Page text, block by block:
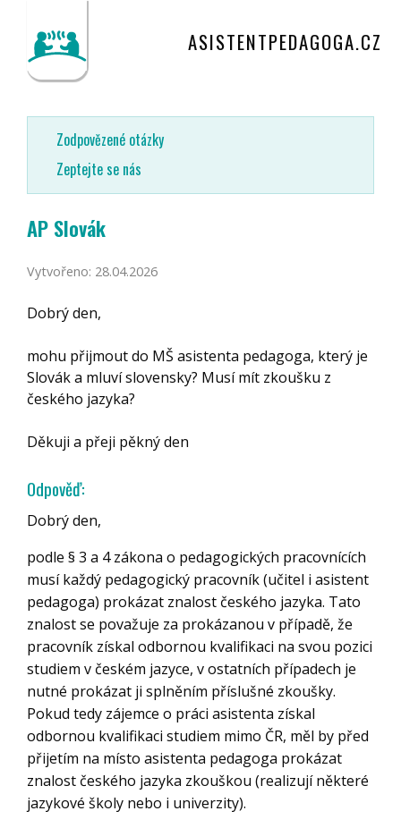
ASISTENTPEDAGOGA.CZ
Zodpovězené otázky
Zeptejte se nás
AP Slovák
Vytvořeno: 28.04.2026
Dobrý den,
mohu přijmout do MŠ asistenta pedagoga, který je
Slovák a mluví slovensky? Musí mít zkoušku z
českého jazyka?
Děkuji a přeji pěkný den
Odpověď:
Dobrý den,
podle § 3 a 4 zákona o pedagogických pracovnících
musí každý pedagogický pracovník (učitel i asistent
pedagoga) prokázat znalost českého jazyka. Tato
znalost se považuje za prokázanou v případě, že
pracovník získal odbornou kvalifikaci na svou pozici
studiem v českém jazyce, v ostatních případech je
nutné prokázat ji splněním příslušné zkoušky.
Pokud tedy zájemce o práci asistenta získal
odbornou kvalifikaci studiem mimo ČR, měl by před
přijetím na místo asistenta pedagoga prokázat
znalost českého jazyka zkouškou (realizují některé
jazykové školy nebo i univerzity).